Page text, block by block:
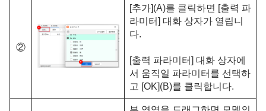
②
[추가](A)를 클릭하면 [출력 파
라미터] 대화 상자가 열립니
다.
[출력 파라미터] 대화 상자에
서 움직일 파라미터를 선택하
고 [OK](B)를 클릭합니다.